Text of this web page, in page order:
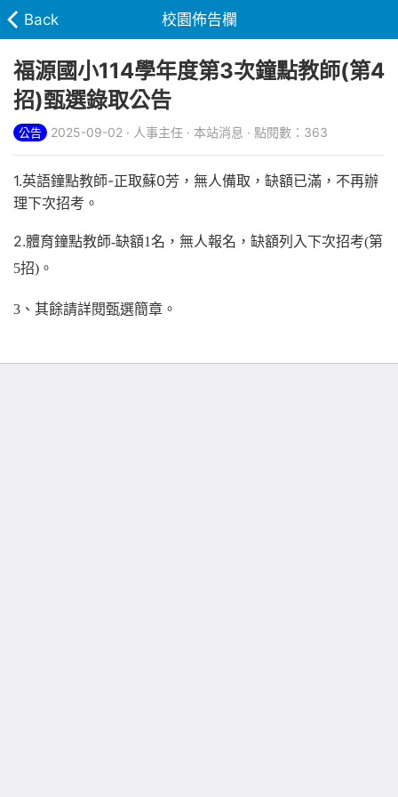
Back 校園佈告欄
福源國小114學年度第3次鐘點教師(第4
招)甄選錄取公告
公告 2025-09-02 · 人事主任 · 本站消息 · 點閱數：363
1.英語鐘點教師-正取蘇0芳， 無人備取，缺額已滿，不再辦
理下次招考。
2.體育鐘點教師-缺額1名，無人報名，缺額列入下次招考(第
5招)。
3 、其餘請詳閱甄選簡章。